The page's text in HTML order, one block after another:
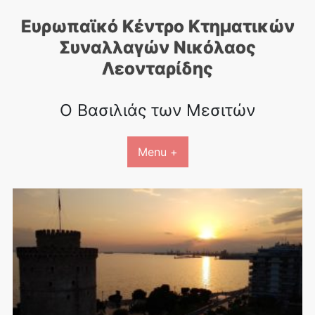
Ευρωπαϊκό Κέντρο Κτηματικών
Συναλλαγών Nικόλαος
Λεονταρίδης
Ο Βασιλιάς των Μεσιτών
Menu +